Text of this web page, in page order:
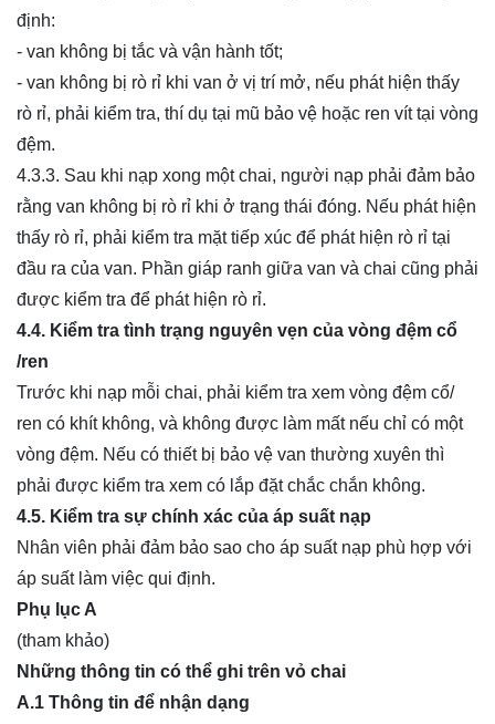
định:
- van không bị tắc và vận hành tốt;
- van không bị rò rỉ khi van ở vị trí mở, nếu phát hiện thấy
rò rỉ, phải kiểm tra, thí dụ tại mũ bảo vệ hoặc ren vít tại vòng
đệm.
4.3.3. Sau khi nạp xong một chai, người nạp phải đảm bảo
rằng van không bị rò rỉ khi ở trạng thái đóng. Nếu phát hiện
thấy rò rỉ, phải kiểm tra mặt tiếp xúc để phát hiện rò rỉ tại
đầu ra của van. Phần giáp ranh giữa van và chai cũng phải
được kiểm tra để phát hiện rò rỉ.
4.4. Kiểm tra tình trạng nguyên vẹn của vòng đệm cổ
/ren
Trước khi nạp mỗi chai, phải kiểm tra xem vòng đệm cổ/
ren có khít không, và không được làm mất nếu chỉ có một
vòng đệm. Nếu có thiết bị bảo vệ van thường xuyên thì
phải được kiểm tra xem có lắp đặt chắc chắn không.
4.5. Kiểm tra sự chính xác của áp suất nạp
Nhân viên phải đảm bảo sao cho áp suất nạp phù hợp với
áp suất làm việc qui định.
Phụ lục A
(tham khảo)
Những thông tin có thể ghi trên vỏ chai
A.1 Thông tin để nhận dạng